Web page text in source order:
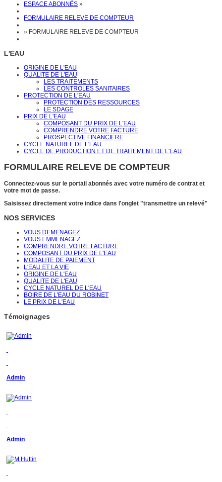
ESPACE ABONNÉS »
FORMULAIRE RELEVE DE COMPTEUR
» FORMULAIRE RELEVE DE COMPTEUR
L'EAU
ORIGINE DE L'EAU
QUALITE DE L'EAU
LES TRAITEMENTS
LES CONTROLES SANITAIRES
PROTECTION DE L'EAU
PROTECTION DES RESSOURCES
LE SDAGE
PRIX DE L'EAU
COMPOSANT DU PRIX DE L'EAU
COMPRENDRE VOTRE FACTURE
PROSPECTIVE FINANCIERE
CYCLE NATUREL DE L'EAU
CYCLE DE PRODUCTION ET DE TRAITEMENT DE L'EAU
FORMULAIRE RELEVE DE COMPTEUR
Connectez-vous sur le portail abonnés avec votre numéro de contrat et
votre mot de passe.
Saisissez directement votre indice dans l'onglet "transmettre un relevé"
NOS SERVICES
VOUS DEMENAGEZ
VOUS EMMENAGEZ
COMPRENDRE VOTRE FACTURE
COMPOSANT DU PRIX DE L'EAU
MODALITE DE PAIEMENT
L'EAU ET LA VIE
ORIGINE DE L'EAU
QUALITE DE L'EAU
CYCLE NATUREL DE L'EAU
BOIRE DE L'EAU DU ROBINET
LE PRIX DE L'EAU
Témoignages
Admin
Admin